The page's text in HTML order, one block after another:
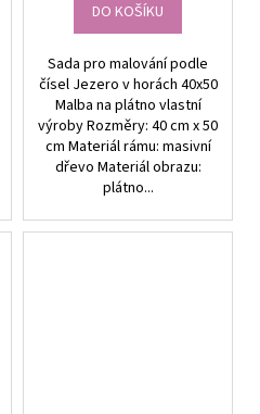
DO KOŠÍKU
Sada pro malování podle
čísel Jezero v horách 40x50
Malba na plátno vlastní
výroby Rozměry: 40 cm x 50
cm Materiál rámu: masivní
dřevo Materiál obrazu:
plátno...